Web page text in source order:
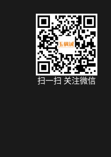
扫一扫 关注微信